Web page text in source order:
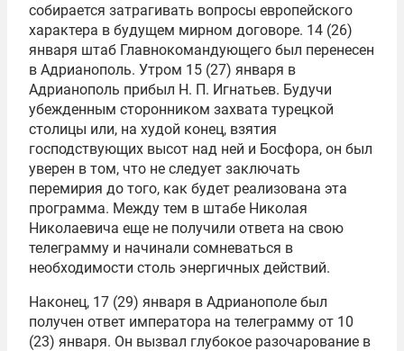
собирается затрагивать вопросы европейского
характера в будущем мирном договоре. 14 (26)
января штаб Главнокомандующего был перенесен
в Адрианополь. Утром 15 (27) января в
Адрианополь прибыл Н. П. Игнатьев. Будучи
убежденным сторонником захвата турецкой
столицы или, на худой конец, взятия
господствующих высот над ней и Босфора, он был
уверен в том, что не следует заключать
перемирия до того, как будет реализована эта
программа. Между тем в штабе Николая
Николаевича еще не получили ответа на свою
телеграмму и начинали сомневаться в
необходимости столь энергичных действий.
Наконец, 17 (29) января в Адрианополе был
получен ответ императора на телеграмму от 10
(23) января. Он вызвал глубокое разочарование в